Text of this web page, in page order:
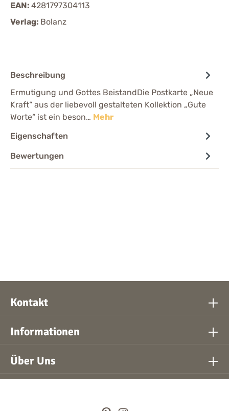
EAN: 4281797304113
Verlag: Bolanz
Beschreibung
Ermutigung und Gottes BeistandDie Postkarte „Neue
Kraft“ aus der liebevoll gestalteten Kollektion „Gute
Worte“ ist ein beson… Mehr
Eigenschaften
Bewertungen
Kontakt
Informationen
Über Uns